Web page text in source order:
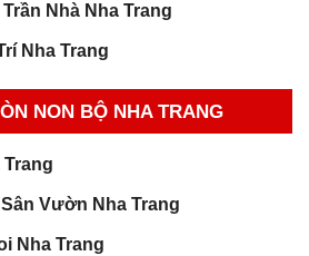
Nhà Nha Trang
Nha Trang
NON BỘ NHA TRANG
Vườn Nha Trang
Nha Trang